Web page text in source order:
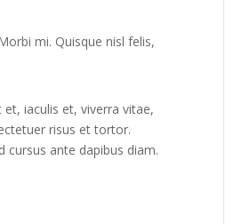
mi. Quisque nisl felis,
iaculis et, viverra vitae,
risus et tortor.
cursus ante dapibus diam.